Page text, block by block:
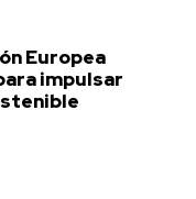
Europea
impulsar